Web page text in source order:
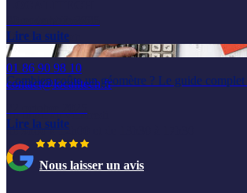
Lire la suite
Combien coûte un géomètre ? Le guide
Lire la suite
78550 Houdan
01 86 90 98 10
contact@localitech.fr
du lundi au vendredi
de 9h00 à 12h00 et de 13h30 à 17h30
Nous laisser un avis